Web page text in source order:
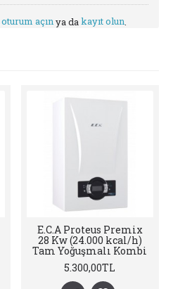
oturum açınya dakayıt olun.
E.C.A Proteus Premix
28 Kw (24.000 kcal/h)
Tam Yoğuşmalı Kombi
5.300,00TL